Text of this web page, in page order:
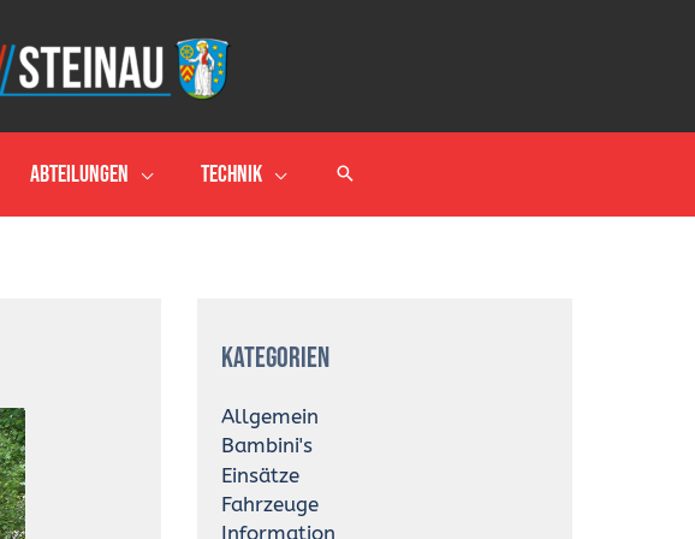
Abteilungen Technik
Kategorien
Allgemein
Bambini's
Einsätze
Fahrzeuge
Information
c
v